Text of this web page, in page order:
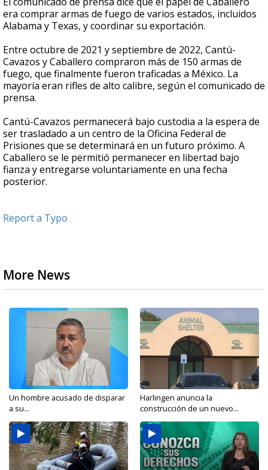
era comprar armas de fuego de varios estados, incluidos
Alabama y Texas, y coordinar su exportación.
Entre octubre de 2021 y septiembre de 2022, Cantú-
Cavazos y Caballero compraron más de 150 armas de
fuego, que finalmente fueron traficadas a México. La
mayoría eran rifles de alto calibre, según el comunicado de
prensa.
Cantú-Cavazos permanecerá bajo custodia a la espera de
ser trasladado a un centro de la Oficina Federal de
Prisiones que se determinará en un futuro próximo. A
Caballero se le permitió permanecer en libertad bajo
fianza y entregarse voluntariamente en una fecha
posterior.
Report a Typo
More News
Un hombre acusado de disparar
a su...
Harlingen anuncia la
construcción de un nuevo...